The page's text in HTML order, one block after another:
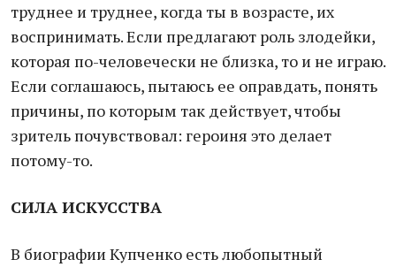
труднее и труднее, когда ты в возрасте, их
воспринимать. Если предлагают роль злодейки,
которая по-человечески не близка, то и не играю.
Если соглашаюсь, пытаюсь ее оправдать, понять
причины, по которым так действует, чтобы
зритель почувствовал: героиня это делает
потому-то.
СИЛА ИСКУССТВА
В биографии Купченко есть любопытный